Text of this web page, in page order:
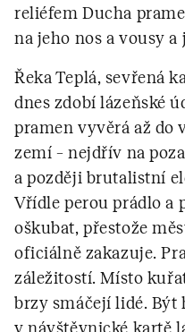
reliéfem Ducha
na jeho nos a vousy
Řeka Teplá, sevřená
dnes zdobí lázeňské
pramen vyvěrá až do
zemí – nejdřív na
a později brutalistní
Vřídle perou prádlo a
oškubat, přestože
oficiálně zakazuje.
záležitostí. Místo
brzy smáčejí lidé. Být
v návštěvnické kartě